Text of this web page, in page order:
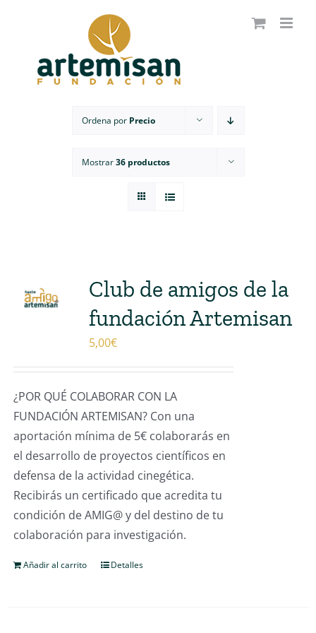
Ordena por Precio
Mostrar36 productos
Club de amigos de la
fundación Artemisan
5,00€
¿POR QUÉ COLABORAR CON LA
FUNDACIÓN ARTEMISAN? Con una
aportación mínima de 5€ colaborarás en
el desarrollo de proyectos científicos en
defensa de la actividad cinegética.
Recibirás un certificado que acredita tu
condición de AMIG@ y del destino de tu
colaboración para investigación.
Añadir al carrito Detalles